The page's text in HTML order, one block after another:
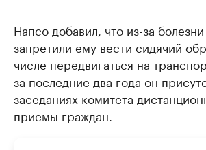
Напсо добавил, что из-за
запретили ему вести сидячий
числе передвигаться на
за последние два года он
заседаниях комитета
приемы граждан.